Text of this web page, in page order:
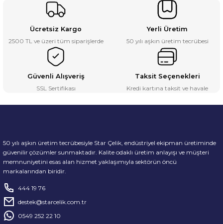
Ücretsiz Kargo
2500 TL ve üzeri tüm siparişlerde
Yerli Üretim
50 yılı aşkın üretim tecrübesi
Güvenli Alışveriş
SSL Sertifikası
Taksit Seçenekleri
Kredi kartına taksit ve havale
50 yılı aşkın üretim tecrübesiyle Star Çelik, endüstriyel ekipman üretiminde
güvenilir çözümler sunmaktadır. Kalite odaklı üretim anlayışı ve müşteri
memnuniyetini esas alan hizmet yaklaşımıyla sektörün öncü
markalarından biridir.
444 19 76
destek@starcelik.com.tr
0549 252 22 10